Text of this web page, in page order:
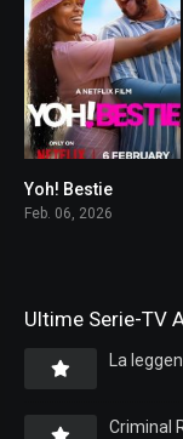
Yoh! Bestie
Feb. 06, 2026
Ultime Serie-TV
La
Criminal